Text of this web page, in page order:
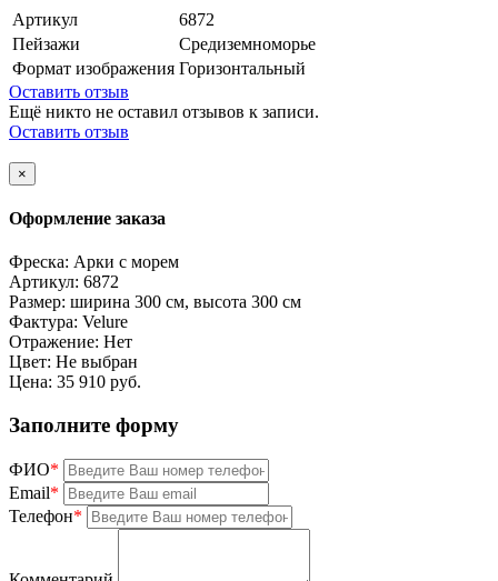
Артикул
6872
Пейзажи
Средиземноморье
Формат изображения Горизонтальный
Оставить отзыв
Ещё никто не оставил отзывов к записи.
Оставить отзыв
×
Оформление заказа
Фреска: Арки с морем
Артикул: 6872
Размер: ширина 300 см, высота 300 см
Фактура: Velure
Отражение: Нет
Цвет: Не выбран
Цена: 35 910 руб.
Заполните форму
ФИО*
Email*
Телефон*